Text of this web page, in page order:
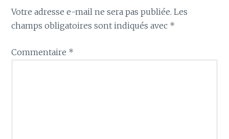
Votre adresse e-mail ne sera pas publiée. Les
champs obligatoires sont indiqués avec *
Commentaire *